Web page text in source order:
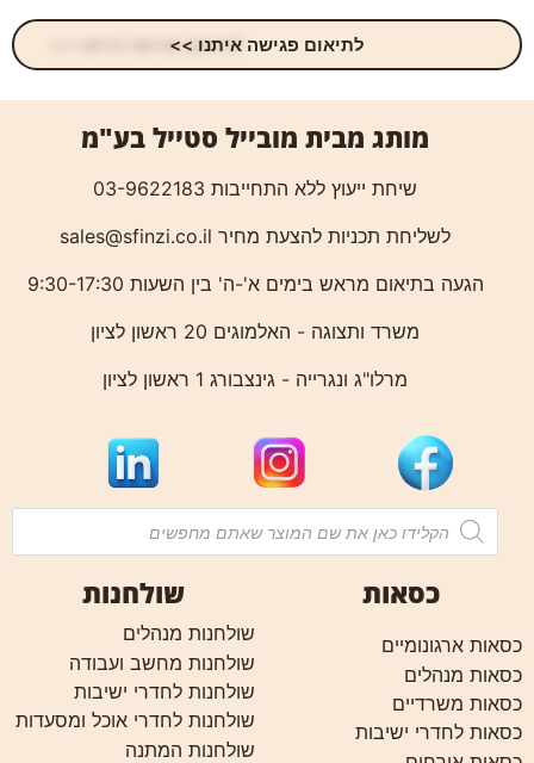
לתיאום פגישה איתנו >>
מותג מבית מובייל סטייל בע"מ
שיחת ייעוץ ללא התחייבות 03-9622183
לשליחת תכניות להצעת מחיר sales@sfinzi.co.il
הגעה בתיאום מראש בימים א'-ה' בין השעות 9:30-17:30
משרד ותצוגה - האלמוגים 20 ראשון לציון
מרלו"ג ונגרייה - גינצבורג 1 ראשון לציון
כסאות
כסאות ארגונומיים
כסאות מנהלים
כסאות משרדיים
כסאות לחדרי ישיבות
שולחנות
שולחנות מנהלים
שולחנות מחשב ועבודה
שולחנות לחדרי ישיבות
שולחנות לחדרי אוכל ומסעדות
שולחנות המתנה